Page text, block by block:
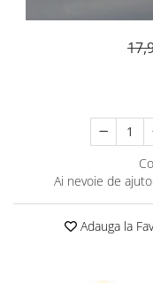
Atlase, dictionare si
Literatura si fictiune
Povesti pentru copii
Dictionare si
Ai nevoie de
Adauga la